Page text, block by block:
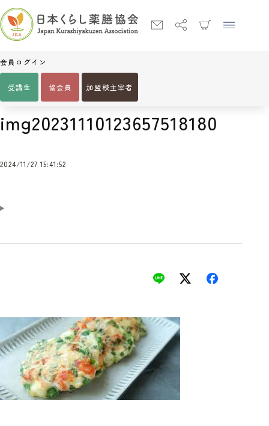
会員ログイン
受講生 協会員 加盟校主宰者
Home img20231110123657518180
img20231110123657518180
2024/11/27 15:41:52